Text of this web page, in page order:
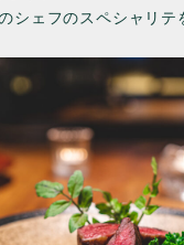
2020 / 9
2020 / 8
2020 / 5
2020 / 4
2020 / 3
2020 / 2
シェフのスペシャリテ